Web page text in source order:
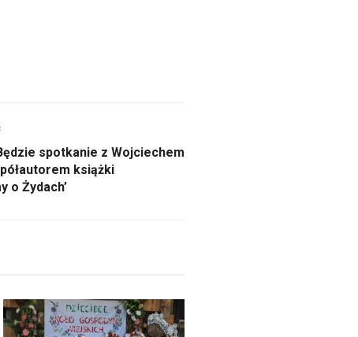
spotkanie z Wojciechem
książki
o Żydach’